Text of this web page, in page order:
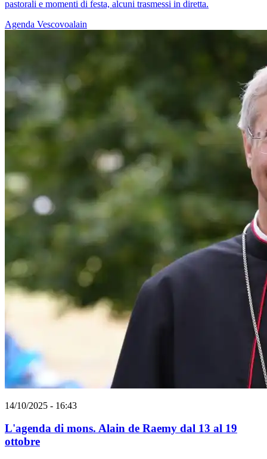
pastorali e momenti di festa, alcuni trasmessi in diretta.
Agenda Vescovoalain
14/10/2025 - 16:43
L'agenda di mons. Alain de Raemy dal 13 al 19
ottobre